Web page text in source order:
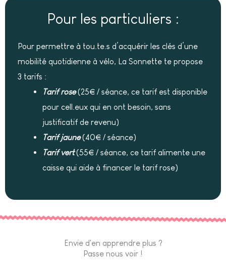
Pour les particuliers :
Pour permettre à tou.te.s d’acquérir les clés d’une
mobilité quotidienne à vélo, La Sonnette te propose
3 tarifs :
Tarif rose(25€ / séance, ce tarif est disponible
pour cell.eux qui en ont besoin, sans
justificatif de revenu)
Tarif jaune (40€ / séance)
Tarif vert(55€ / séance, ce tarif alimente une
caisse qui aide à financer le tarif rose)
Envie d'en apprendre plus ?
Passe nous voir !